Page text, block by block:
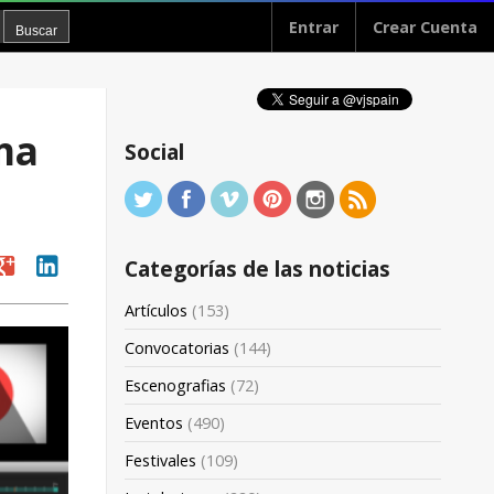
Entrar Crear Cuenta
linkedin
Social
Categorías de las noticias
Artículos (153)
Convocatorias (144)
Escenografias (72)
Eventos (490)
Festivales (109)